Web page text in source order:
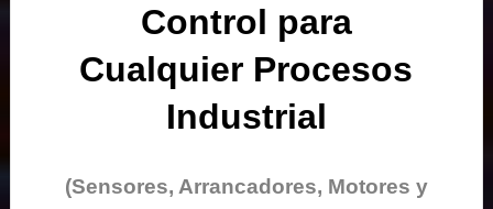
Control para
Cualquier Procesos
Industrial
(Sensores, Arrancadores, Motores y